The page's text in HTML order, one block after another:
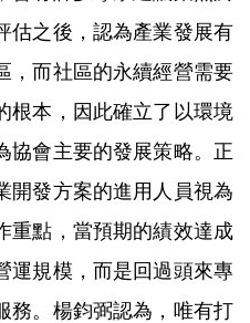
估之後，認為產業發展有
，而社區的永續經營需要
根本，因此確立了以環境
協會主要的發展策略。正
開發方案的進用人員視為
重點，當預期的績效達成
運規模，而是回過頭來專
務。楊鈞弼認為，唯有打